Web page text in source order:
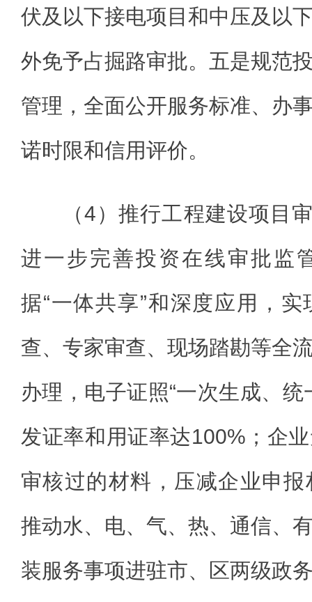
伏及以下接电项目和中压及以
外免予占掘路审批。五是规范
管理，全面公开服务标准、办
诺时限和信用评价。
（4）推行工程建设项目
进一步完善投资在线审批监
据“一体共享”和深度应用，
查、专家审查、现场踏勘等全
办理，电子证照“一次生成、
发证率和用证率达100%；企
审核过的材料，压减企业申
推动水、电、气、热、通信、
装服务事项进驻市、区两级政